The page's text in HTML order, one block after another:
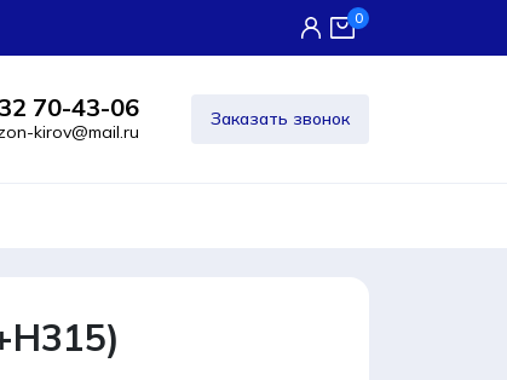
0
70-43-06
kirov@mail.ru
Заказать звонок